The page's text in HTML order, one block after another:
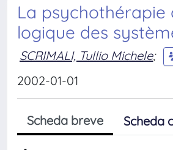
La psychothérapie
logique des
SCRIMALI, Tullio Michele;
2002-01-01
Scheda breve Scheda